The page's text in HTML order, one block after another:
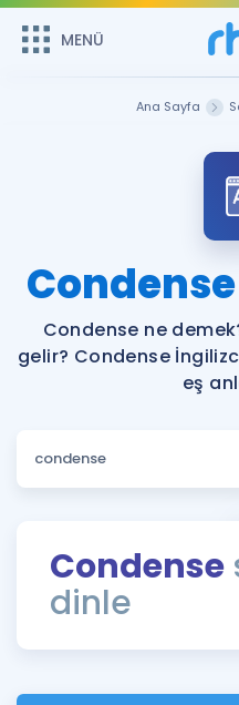
MENÜ
Sepetin
Remzi Hoca ile seni sınava
MENÜ
Faydalı Araçlar
Sözlük
Rehberlik Aracı
ÖSYM Sınav Takvimi
Hakkımızda
Ana Sayfa
Condense
Condense ne
gelir? Condense
eş
Condense
dinle